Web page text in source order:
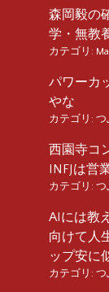
森岡毅の
学・無教
カテゴリ:
パワーカ
やな
カテゴリ: つ
西園寺コ
INFJは営
カテゴリ: つ
AIには教
向けて人
ップ安に
カテゴリ: つ